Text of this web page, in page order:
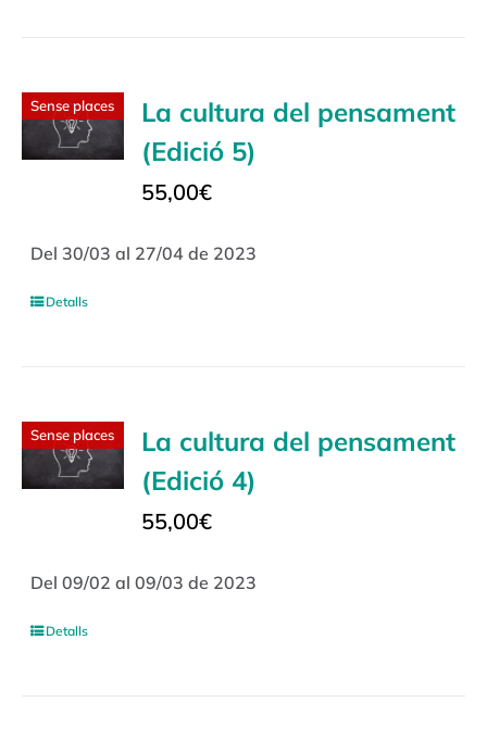
Sense places
La cultura del pensament
(Edició 5)
55,00€
Del 30/03 al 27/04 de 2023
Detalls
Sense places
La cultura del pensament
(Edició 4)
55,00€
Del 09/02 al 09/03 de 2023
Detalls